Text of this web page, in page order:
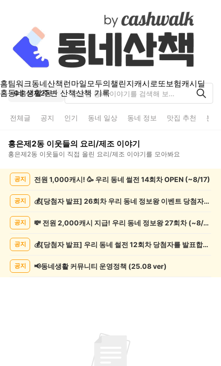
홈팀워크동네산책 런마일모두의챌린지캐시로또보험캐시딜
홈동네 생활주변 산책산책 기록
홍은제2동
전체글 공지 인기 동네 일상 동네 정보 맛집 추천 분
홍은제2동 이웃들의 요리/제조 이야기
홍은제2동 이웃들이 직접 올린 요리/제조 이야기를 모아봐요
리/
글
공지 전원 1,000캐시! 🥳 우리 동네 썰전 14회차 OPEN (~8/17)
공지 💰[당첨자 발표] 26회차 우리 동네 정보왕 이벤트 당첨자를 발표합니다!
공지 💸 전원 2,000캐시 지급! 우리 동네 정보왕 27회차 (~8/10)
공지 💰[당첨자 발표] 우리 동네 썰전 12회차 당첨자를 발표합니다!
공지 📢동네생활 커뮤니티 운영정책 (25.08 ver)